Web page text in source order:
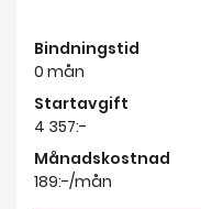
Bindningstid
0 mån
Startavgift
4 357:-
Månadskostnad
189:-/mån